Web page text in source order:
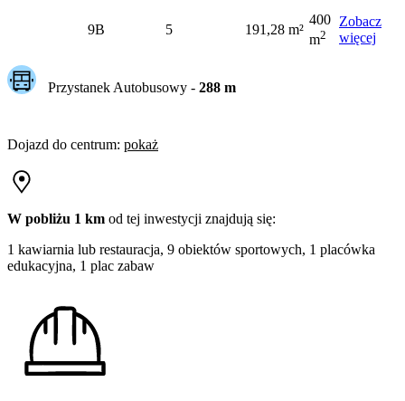
9B 5 191,28 m²
400
m2
Zobacz
więcej
Przystanek Autobusowy - 288m
Dojazd do centrum: pokaż
W pobliżu 1 km od tej inwestycji znajdują się:
1 kawiarnia lub restauracja, 9 obiektów sportowych, 1 placówka
edukacyjna, 1 plac zabaw